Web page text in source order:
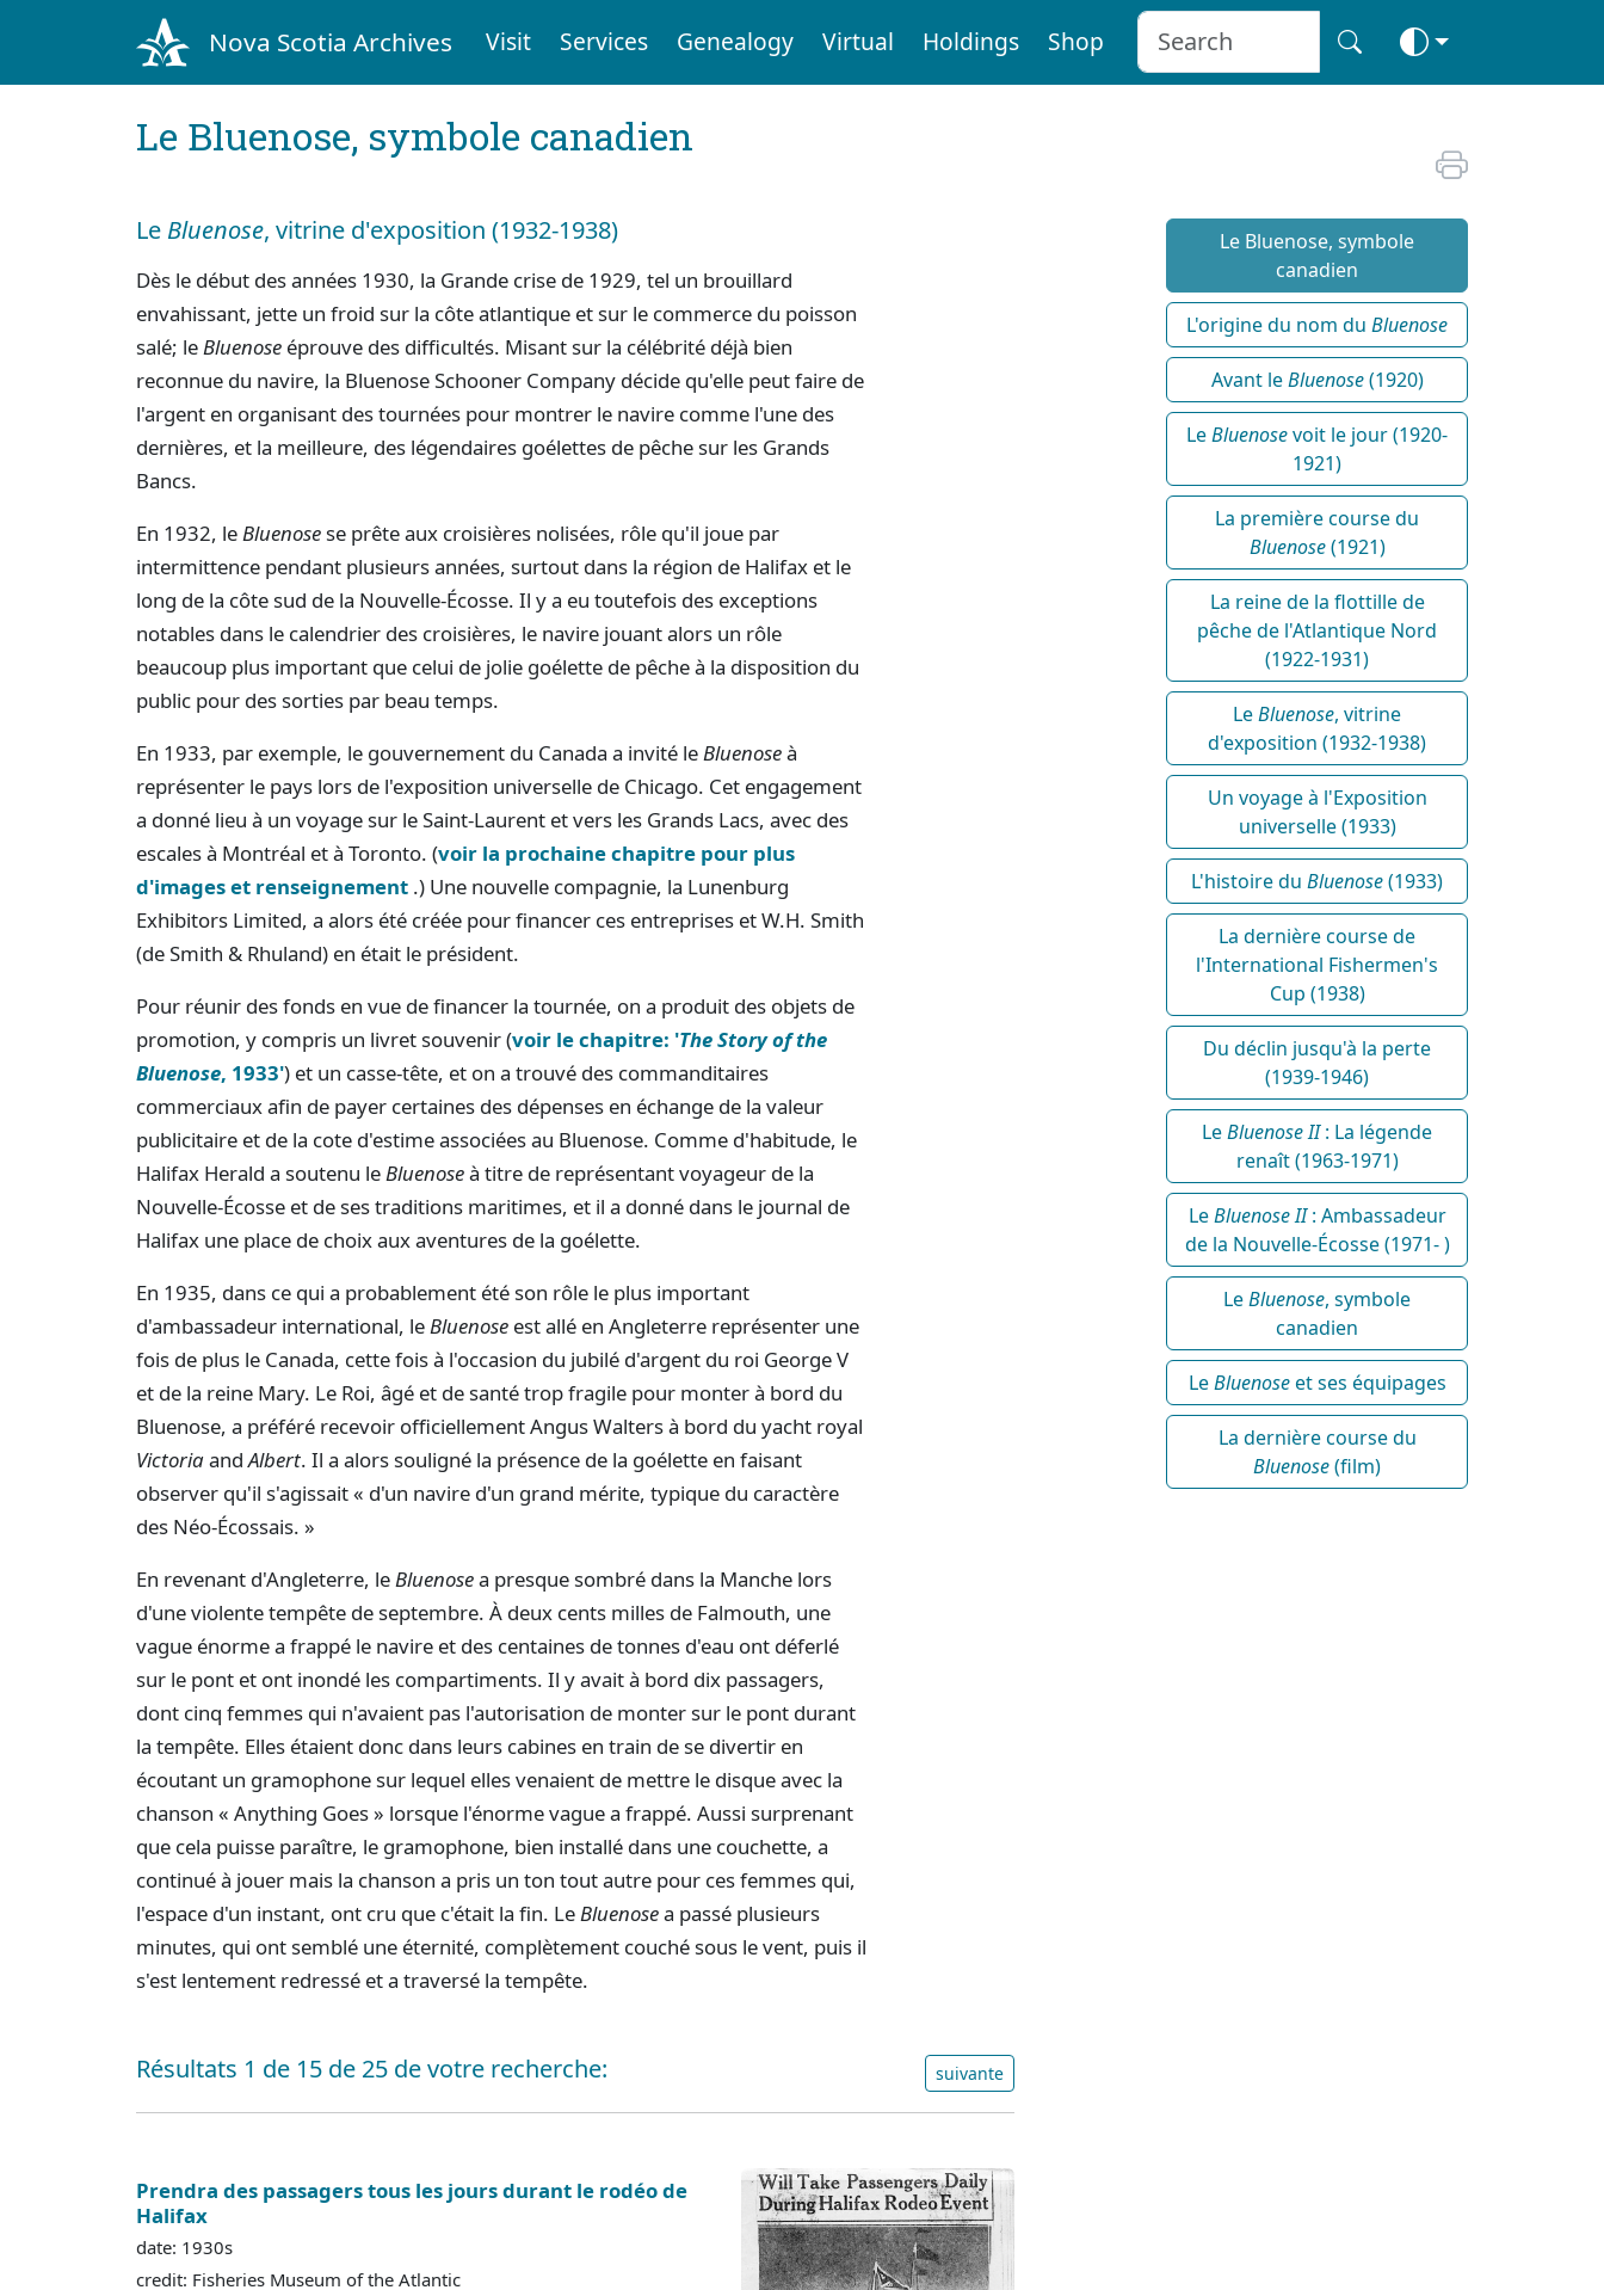
Nova Scotia Archives Visit Services Genealogy Virtual Holdings Shop
Le Bluenose, symbole canadien
Le Bluenose, vitrine d'exposition (1932-1938)
Dès le début des années 1930, la Grande crise de 1929, tel un brouillard
envahissant, jette un froid sur la côte atlantique et sur le commerce du poisson
salé; leBluenose éprouve des difficultés. Misant sur la célébrité déjà bien
reconnue du navire, la Bluenose Schooner Company décide qu'elle peut faire de
l'argent en organisant des tournées pour montrer le navire comme l'une des
dernières, et la meilleure, des légendaires goélettes de pêche sur les Grands
Bancs.
En 1932, leBluenosese prête aux croisières nolisées, rôle qu'il joue par
intermittence pendant plusieurs années, surtout dans la région de Halifax et le
long de la côte sud de la Nouvelle-Écosse. Il y a eu toutefois des exceptions
notables dans le calendrier des croisières, le navire jouant alors un rôle
beaucoup plus important que celui de jolie goélette de pêche à la disposition du
public pour des sorties par beau temps.
En 1933, par exemple, le gouvernement du Canada a invité leBluenoseà
représenter le pays lors de l'exposition universelle de Chicago. Cet engagement
a donné lieu à un voyage sur le Saint-Laurent et vers les Grands Lacs, avec des
escales à Montréal et à Toronto. (voir la prochaine chapitre pour plus
d'images et renseignement .) Une nouvelle compagnie, la Lunenburg
Exhibitors Limited, a alors été créée pour financer ces entreprises et W.H. Smith
(de Smith & Rhuland) en était le président.
Pour réunir des fonds en vue de financer la tournée, on a produit des objets de
promotion, y compris un livret souvenir (voir le chapitre: 'The Story of the
Bluenose, 1933') et un casse-tête, et on a trouvé des commanditaires
commerciaux afin de payer certaines des dépenses en échange de la valeur
publicitaire et de la cote d'estime associées au Bluenose. Comme d'habitude, le
Halifax Herald a soutenu leBluenoseà titre de représentant voyageur de la
Nouvelle-Écosse et de ses traditions maritimes, et il a donné dans le journal de
Halifax une place de choix aux aventures de la goélette.
En 1935, dans ce qui a probablement été son rôle le plus important
d'ambassadeur international, leBluenose est allé en Angleterre représenter une
fois de plus le Canada, cette fois à l'occasion du jubilé d'argent du roi George V
et de la reine Mary. Le Roi, âgé et de santé trop fragile pour monter à bord du
Bluenose, a préféré recevoir officiellement Angus Walters à bord du yacht royal
VictoriaandAlbert. Il a alors souligné la présence de la goélette en faisant
observer qu'il s'agissait « d'un navire d'un grand mérite, typique du caractère
des Néo-Écossais. »
En revenant d'Angleterre, leBluenosea presque sombré dans la Manche lors
d'une violente tempête de septembre. À deux cents milles de Falmouth, une
vague énorme a frappé le navire et des centaines de tonnes d'eau ont déferlé
sur le pont et ont inondé les compartiments. Il y avait à bord dix passagers,
dont cinq femmes qui n'avaient pas l'autorisation de monter sur le pont durant
la tempête. Elles étaient donc dans leurs cabines en train de se divertir en
écoutant un gramophone sur lequel elles venaient de mettre le disque avec la
chanson « Anything Goes » lorsque l'énorme vague a frappé. Aussi surprenant
que cela puisse paraître, le gramophone, bien installé dans une couchette, a
continué à jouer mais la chanson a pris un ton tout autre pour ces femmes qui,
l'espace d'un instant, ont cru que c'était la fin. LeBluenosea passé plusieurs
minutes, qui ont semblé une éternité, complètement couché sous le vent, puis il
s'est lentement redressé et a traversé la tempête.
Résultats 1 de 15 de 25 de votre recherche: suivante
Prendra des passagers tous les jours durant le rodéo de
Halifax
date: 1930s
credit: Fisheries Museum of the Atlantic
Le Bluenose, symbole
canadien
L'origine du nom du Bluenose
Avant leBluenose(1920)
LeBluenosevoit le jour (1920-
1921)
La première course du
Bluenose(1921)
La reine de la flottille de
pêche de l'Atlantique Nord
(1922-1931)
LeBluenose, vitrine
d'exposition (1932-1938)
Un voyage à l'Exposition
universelle (1933)
L'histoire du Bluenose(1933)
La dernière course de
l'International Fishermen's
Cup (1938)
Du déclin jusqu'à la perte
(1939-1946)
LeBluenose II: La légende
renaît (1963-1971)
LeBluenose II: Ambassadeur
de la Nouvelle-Écosse (1971- )
LeBluenose, symbole
canadien
LeBluenoseet ses équipages
La dernière course du
Bluenose(film)